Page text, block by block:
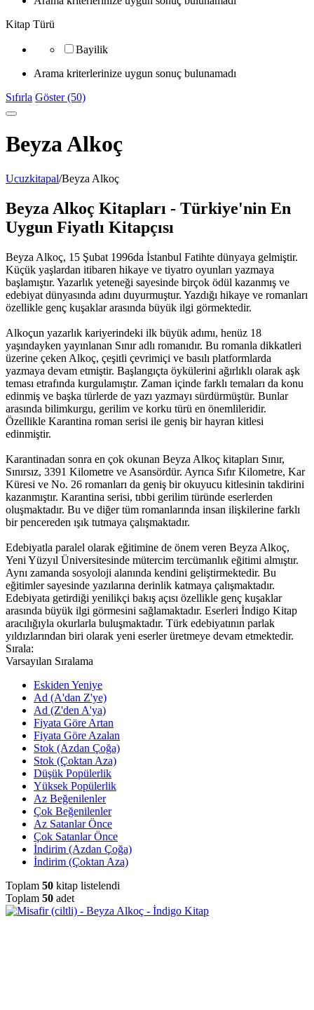
Kitap Türü
Bayilik
Arama kriterlerinize uygun sonuç bulunamadı
Sıfırla Göster (50)
Beyza Alkoç
Ucuzkitapal/Beyza Alkoç
Beyza Alkoç Kitapları - Türkiye'nin En
Uygun Fiyatlı Kitapçısı
Beyza Alkoç, 15 Şubat 1996da İstanbul Fatihte dünyaya gelmiştir.
Küçük yaşlardan itibaren hikaye ve tiyatro oyunları yazmaya
başlamıştır. Yazarlık yeteneği sayesinde birçok ödül kazanmış ve
edebiyat dünyasında adını duyurmuştur. Yazdığı hikaye ve romanları
özellikle genç kuşaklar arasında büyük ilgi görmektedir.
Alkoçun yazarlık kariyerindeki ilk büyük adımı, henüz 18
yaşındayken yayınlanan Sınır adlı romanıdır. Bu romanla dikkatleri
üzerine çeken Alkoç, çeşitli çevrimiçi ve basılı platformlarda
yazmaya devam etmiştir. Başlangıçta öykülerini ağırlıklı olarak aşk
teması etrafında kurgulamıştır. Zaman içinde farklı temaları da konu
edinmiş ve başka türlerde de yazı yazmayı sürdürmüştür. Bunlar
arasında bilimkurgu, gerilim ve korku türü en önemlileridir.
Özellikle Karantina roman serisi ile geniş bir hayran kitlesi
edinmiştir.
Karantinadan sonra en çok okunan Beyza Alkoç kitapları Sınır,
Sınırsız, 3391 Kilometre ve Asansördür. Ayrıca Sıfır Kilometre, Kar
Küresi ve No. 26 romanları da geniş bir okuyucu kitlesinin takdirini
kazanmıştır. Karantina serisi, tıbbi gerilim türünde eserlerden
oluşmaktadır. Bu ve diğer tüm romanlarında insan ilişkilerine farklı
bir pencereden ışık tutmaya çalışmaktadır.
Edebiyatla paralel olarak eğitimine de önem veren Beyza Alkoç,
Yeni Yüzyıl Üniversitesinde mütercim tercümanlık eğitimi almıştır.
Aynı zamanda sosyoloji alanında kendini geliştirmektedir. Bu
eğitimler sayesinde yazılarına derinlik katmaya çalışmaktadır.
Edebiyata getirdiği yenilikçi bakış açısı özellikle genç kuşaklar
arasında büyük ilgi görmesini sağlamaktadır. Eserleri İndigo Kitap
aracılığıyla okurlarla buluşmaktadır. Türk edebiyatının parlak
yıldızlarından biri olarak yeni eserler üretmeye devam etmektedir.
Sırala:
Varsayılan Sıralama
Eskiden Yeniye
Ad (A'dan Z'ye)
Ad (Z'den A'ya)
Fiyata Göre Artan
Fiyata Göre Azalan
Stok (Azdan Çoğa)
Stok (Çoktan Aza)
Düşük Popülerlik
Yüksek Popülerlik
Az Beğenilenler
Çok Beğenilenler
Az Satanlar Önce
Çok Satanlar Önce
İndirim (Azdan Çoğa)
İndirim (Çoktan Aza)
Toplam 50 kitap listelendi
Toplam 50 adet